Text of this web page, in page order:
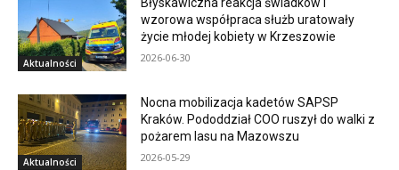
Aktualności
wzorowa współpraca służb uratowały
życie młodej kobiety w Krzeszowie
2026-06-30
Aktualności
Nocna mobilizacja kadetów SAPSP
Kraków. Pododdział COO ruszył do walki z
pożarem lasu na Mazowszu
2026-05-29